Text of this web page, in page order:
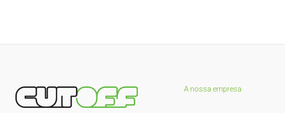
A nossa empresa